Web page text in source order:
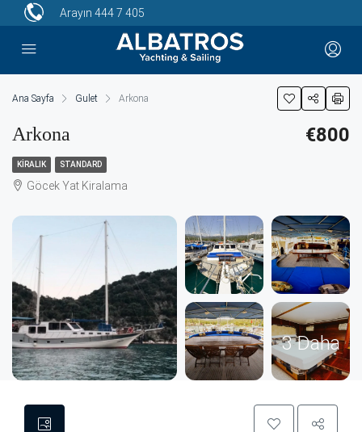
Arayın 444 7 405
Ana Sayfa Gulet Arkona
Arkona €800
KIRALIK STANDARD
Göcek Yat Kiralama
3 Daha